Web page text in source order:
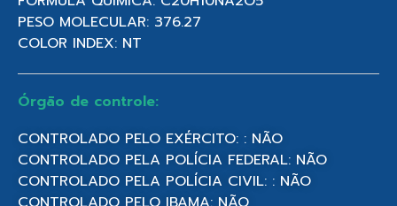
PESO MOLECULAR: 376.27
COLOR INDEX: NT
Órgão de controle:
CONTROLADO PELO EXÉRCITO: : NÃO
CONTROLADO PELA POLÍCIA FEDERAL: NÃO
CONTROLADO PELA POLÍCIA CIVIL: : NÃO